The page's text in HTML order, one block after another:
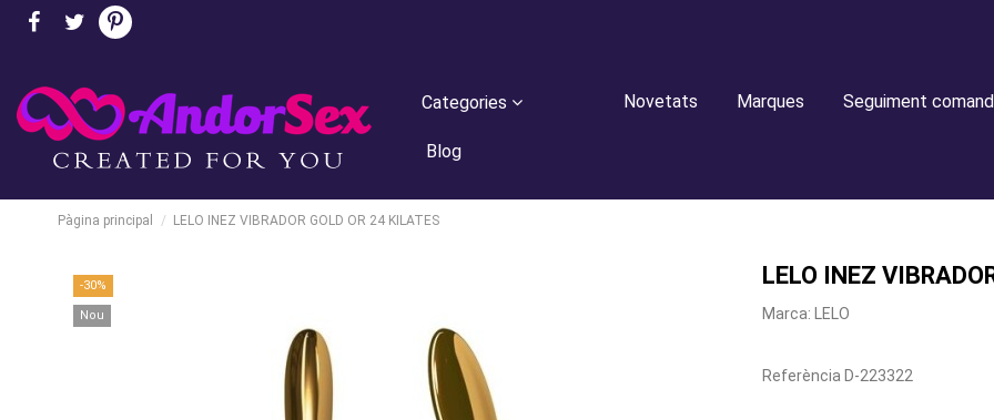
Categories Novetats Marques Seguiment
Blog
Pàgina principal LELO INEZ VIBRADOR GOLD OR 24 KILATES
-30%
Nou
LELO INEZ
Marca: LELO
Referència D-223322